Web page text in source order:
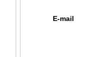
E-mail